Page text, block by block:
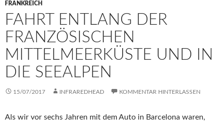
FRANKREICH
FAHRT ENTLANG DER
FRANZÖSISCHEN
MITTELMEERKÜSTE UND IN
DIE SEEALPEN
15/07/2017 INFRAREDHEAD KOMMENTAR HINTERLASSEN
Als wir vor sechs Jahren mit dem Auto in Barcelona waren,